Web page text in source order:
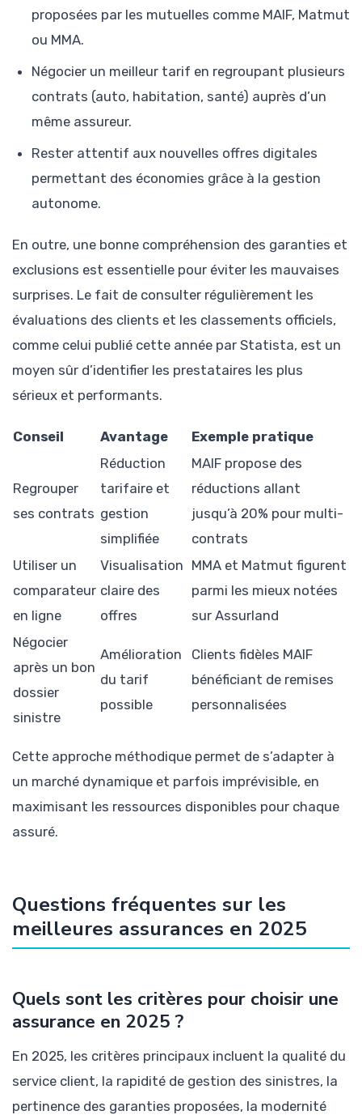
proposées par les mutuelles comme MAIF, Matmut
ou MMA.
Négocier un meilleur tarif en regroupant plusieurs
contrats (auto, habitation, santé) auprès d’un
même assureur.
Rester attentif aux nouvelles offres digitales
permettant des économies grâce à la gestion
autonome.
En outre, une bonne compréhension des garanties et
exclusions est essentielle pour éviter les mauvaises
surprises. Le fait de consulter régulièrement les
évaluations des clients et les classements officiels,
comme celui publié cette année par Statista, est un
moyen sûr d’identifier les prestataires les plus
sérieux et performants.
Conseil Avantage Exemple pratique
Regrouper
ses contrats
Réduction
tarifaire et
gestion
simplifiée
MAIF propose des
réductions allant
jusqu’à 20% pour multi-
contrats
Utiliser un
comparateur
en ligne
Visualisation
claire des
offres
MMA et Matmut figurent
parmi les mieux notées
sur Assurland
Négocier
après un bon
dossier
sinistre
Amélioration
du tarif
possible
Clients fidèles MAIF
bénéficiant de remises
personnalisées
Cette approche méthodique permet de s’adapter à
un marché dynamique et parfois imprévisible, en
maximisant les ressources disponibles pour chaque
assuré.
Questions fréquentes sur les
meilleures assurances en 2025
Quels sont les critères pour choisir une
assurance en 2025 ?
En 2025, les critères principaux incluent la qualité du
service client, la rapidité de gestion des sinistres, la
pertinence des garanties proposées, la modernité